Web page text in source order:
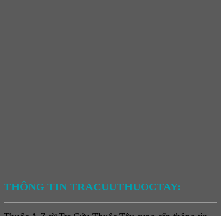
THÔNG TIN TRACUUTHUOCTAY: